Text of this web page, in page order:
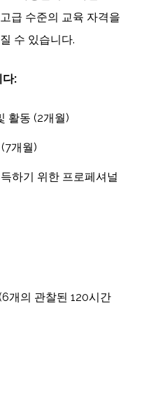
급 수준의 교육 자격을
수 있습니다.
다:
활동 (2개월)
개월)
하기 위한 프로페셔널
개의 관찰된 120시간